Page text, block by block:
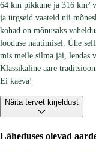
64 km pikkune ja 316 km²
ja ürgseid vaateid nii
kohad on mõnusaks
looduse nautimisel. Ühe
mis meile silma jäi, lendas
Klassikaline aare
Ei kaeva!
Näita tervet kirjeldust
Läheduses olevad